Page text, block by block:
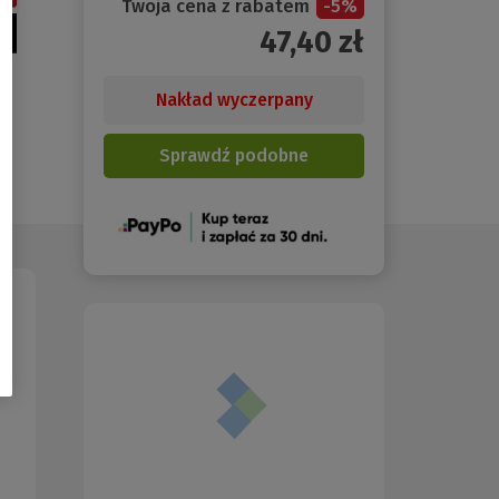
Twoja cena z rabatem -5%
47,40 zł
Nakład wyczerpany
Sprawdź podobne
(Nowe